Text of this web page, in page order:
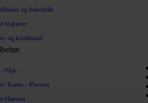
og foderskåle
til gnaver
og kosttilskud
/ Pleje
/ Kanin – Marsvin
Hamster